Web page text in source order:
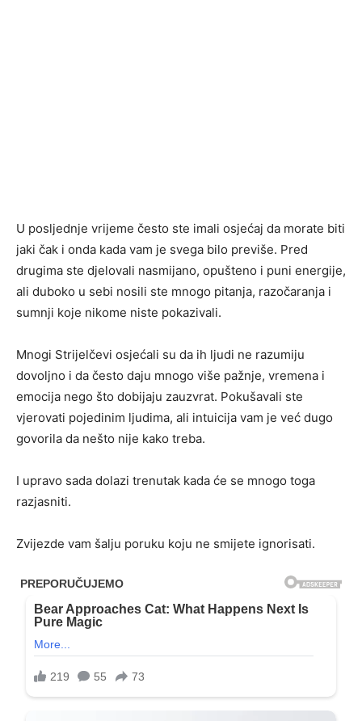
U posljednje vrijeme često ste imali osjećaj da morate biti
jaki čak i onda kada vam je svega bilo previše. Pred
drugima ste djelovali nasmijano, opušteno i puni energije,
ali duboko u sebi nosili ste mnogo pitanja, razočaranja i
sumnji koje nikome niste pokazivali.
Mnogi Strijelčevi osjećali su da ih ljudi ne razumiju
dovoljno i da često daju mnogo više pažnje, vremena i
emocija nego što dobijaju zauzvrat. Pokušavali ste
vjerovati pojedinim ljudima, ali intuicija vam je već dugo
govorila da nešto nije kako treba.
I upravo sada dolazi trenutak kada će se mnogo toga
razjasniti.
Zvijezde vam šalju poruku koju ne smijete ignorisati.